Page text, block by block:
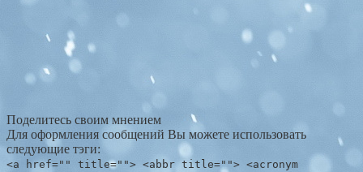
Поделитесь своим мнением
Для оформления сообщений Вы можете использовать
следующие тэги:
<a href="" title=""> <abbr title=""> <acronym